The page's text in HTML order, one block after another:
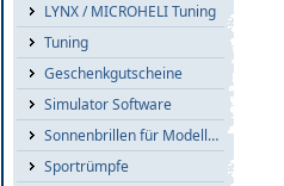
LYNX / MICROHELI Tuning
Tuning
Geschenkgutscheine
Simulator Software
Sonnenbrillen für Modellflieger
Sportrümpfe